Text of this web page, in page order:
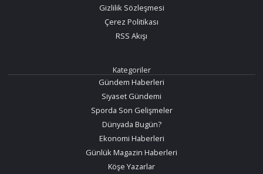
Gizlilik Sözleşmesi
Çerez Politikası
RSS Akışı
Kategoriler
Gündem Haberleri
Siyaset Gündemi
Sporda Son Gelişmeler
Dünyada Bugün?
Ekonomi Haberleri
Günlük Magazin Haberleri
Köşe Yazarlar